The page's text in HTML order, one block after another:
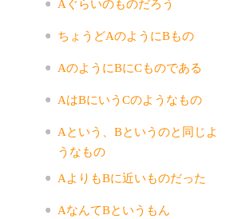
Aぐらいのものだろう
ちょうどAのようにBもの
AのようにBにCものである
AはBにいうCのようなもの
Aという、Bというのと同じよ
うなもの
AよりもBに近いものだった
AなんてBというもん